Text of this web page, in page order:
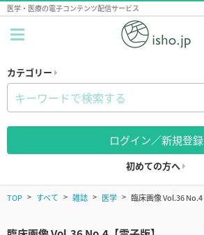
医学・医療の電子コンテンツ配信サービス
カテゴリー
ログイン／新規登録
初めての方へ
TOP すべて 雑誌 医学 臨床画像 Vol.36 No.4